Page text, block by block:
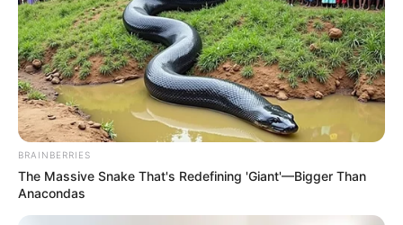
BRAINBERRIES
The Massive Snake That's Redefining 'Giant'—Bigger Than
Anacondas